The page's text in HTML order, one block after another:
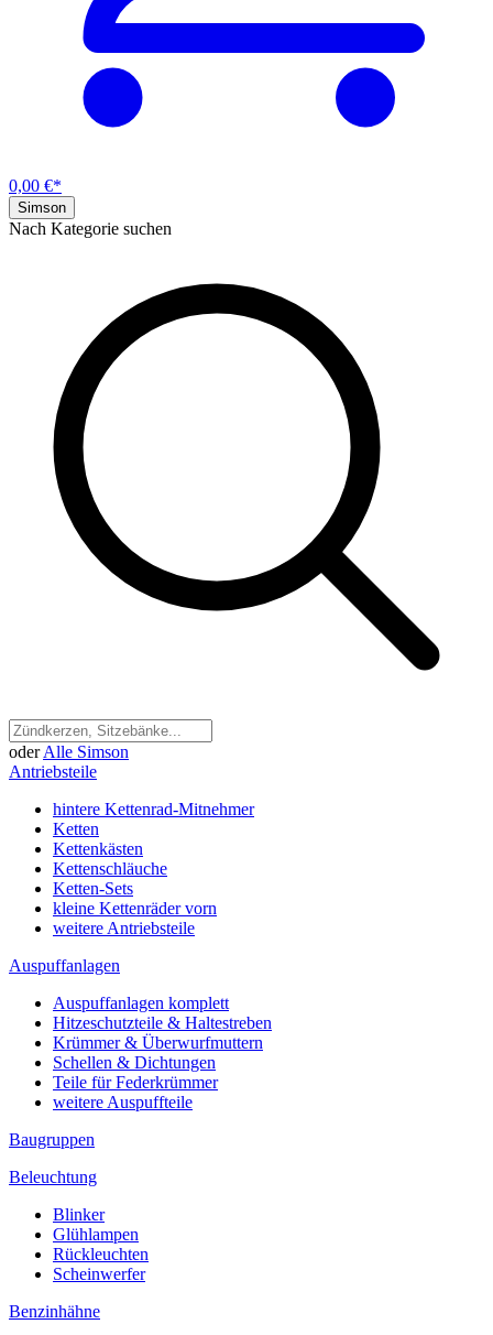
0,00 €*
Simson
Nach Kategorie suchen
oder Alle Simson
Antriebsteile
hintere Kettenrad-Mitnehmer
Ketten
Kettenkästen
Kettenschläuche
Ketten-Sets
kleine Kettenräder vorn
weitere Antriebsteile
Auspuffanlagen
Auspuffanlagen komplett
Hitzeschutzteile & Haltestreben
Krümmer & Überwurfmuttern
Schellen & Dichtungen
Teile für Federkrümmer
weitere Auspuffteile
Baugruppen
Beleuchtung
Blinker
Glühlampen
Rückleuchten
Scheinwerfer
Benzinhähne